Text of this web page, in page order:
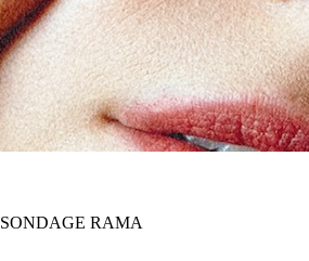
SONDAGE RAMA